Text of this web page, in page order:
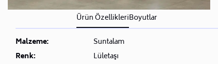
Ürün ÖzellikleriBoyutlar
Malzeme:
Suntalam
Renk:
Lületaşı